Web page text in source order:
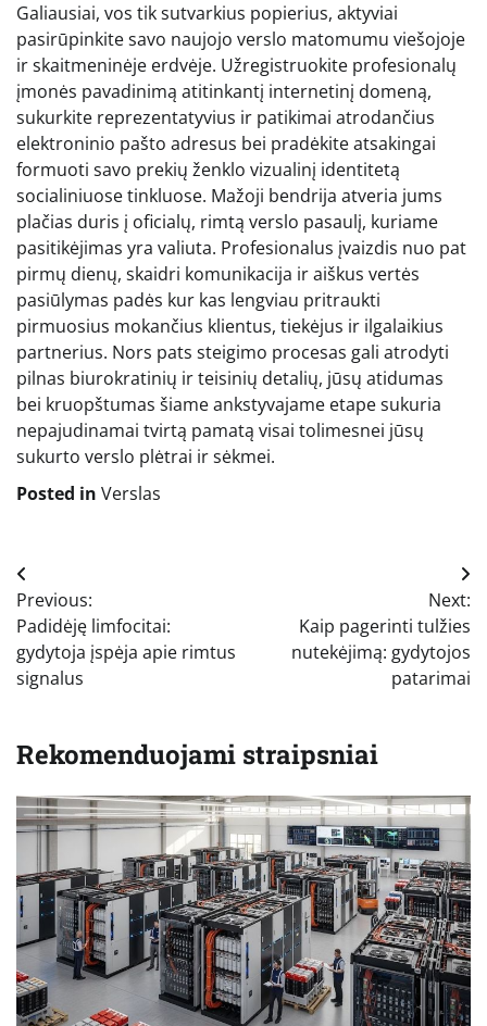
Galiausiai, vos tik sutvarkius popierius, aktyviai
pasirūpinkite savo naujojo verslo matomumu viešojoje
ir skaitmeninėje erdvėje. Užregistruokite profesionalų
įmonės pavadinimą atitinkantį internetinį domeną,
sukurkite reprezentatyvius ir patikimai atrodančius
elektroninio pašto adresus bei pradėkite atsakingai
formuoti savo prekių ženklo vizualinį identitetą
socialiniuose tinkluose. Mažoji bendrija atveria jums
plačias duris į oficialų, rimtą verslo pasaulį, kuriame
pasitikėjimas yra valiuta. Profesionalus įvaizdis nuo pat
pirmų dienų, skaidri komunikacija ir aiškus vertės
pasiūlymas padės kur kas lengviau pritraukti
pirmuosius mokančius klientus, tiekėjus ir ilgalaikius
partnerius. Nors pats steigimo procesas gali atrodyti
pilnas biurokratinių ir teisinių detalių, jūsų atidumas
bei kruopštumas šiame ankstyvajame etape sukuria
nepajudinamai tvirtą pamatą visai tolimesnei jūsų
sukurto verslo plėtrai ir sėkmei.
Posted in Verslas
Navigacija
tarp
įrašų
Previous:
Padidėję limfocitai:
gydytoja įspėja apie rimtus
signalus
Next:
Kaip pagerinti tulžies
nutekėjimą: gydytojos
patarimai
Rekomenduojami straipsniai